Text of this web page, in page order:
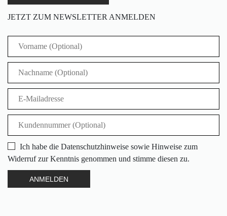
JETZT ZUM NEWSLETTER ANMELDEN
Ich habe die Datenschutzhinweise sowie Hinweise zum
Widerruf zur Kenntnis genommen und stimme diesen zu.
ANMELDEN